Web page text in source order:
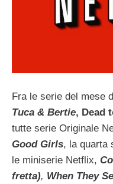
Fra le serie del mese
Tuca & Bertie, Dead
tutte serie Originale
Good Girls, la quarta
le miniserie Netflix,
fretta), When They